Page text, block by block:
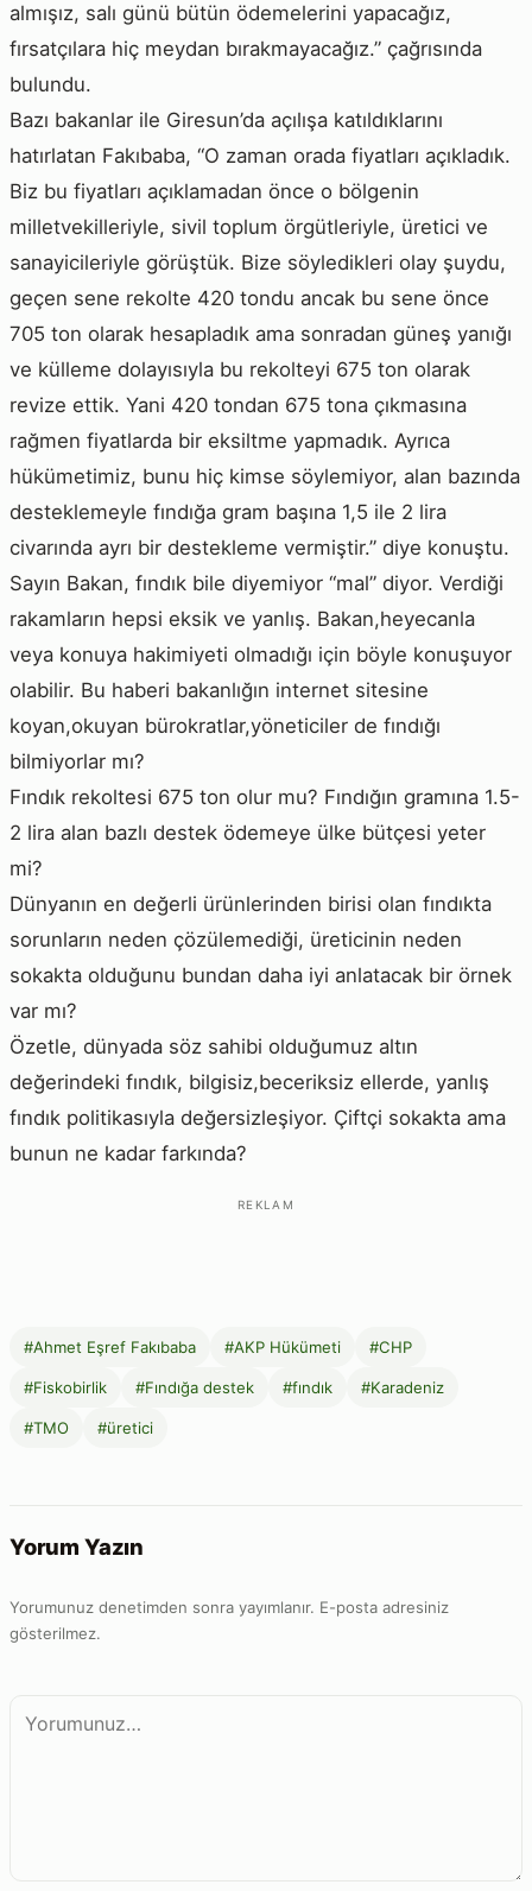
almışız, salı günü bütün ödemelerini yapacağız,
fırsatçılara hiç meydan bırakmayacağız.” çağrısında
bulundu.
Bazı bakanlar ile Giresun’da açılışa katıldıklarını
hatırlatan Fakıbaba, “O zaman orada fiyatları açıkladık.
Biz bu fiyatları açıklamadan önce o bölgenin
milletvekilleriyle, sivil toplum örgütleriyle, üretici ve
sanayicileriyle görüştük. Bize söyledikleri olay şuydu,
geçen sene rekolte 420 tondu ancak bu sene önce
705 ton olarak hesapladık ama sonradan güneş yanığı
ve külleme dolayısıyla bu rekolteyi 675 ton olarak
revize ettik. Yani 420 tondan 675 tona çıkmasına
rağmen fiyatlarda bir eksiltme yapmadık. Ayrıca
hükümetimiz, bunu hiç kimse söylemiyor, alan bazında
desteklemeyle fındığa gram başına 1,5 ile 2 lira
civarında ayrı bir destekleme vermiştir.” diye konuştu.
Sayın Bakan, fındık bile diyemiyor “mal” diyor. Verdiği
rakamların hepsi eksik ve yanlış. Bakan,heyecanla
veya konuya hakimiyeti olmadığı için böyle konuşuyor
olabilir. Bu haberi bakanlığın internet sitesine
koyan,okuyan bürokratlar,yöneticiler de fındığı
bilmiyorlar mı?
Fındık rekoltesi 675 ton olur mu? Fındığın gramına 1.5-
2 lira alan bazlı destek ödemeye ülke bütçesi yeter
mi?
Dünyanın en değerli ürünlerinden birisi olan fındıkta
sorunların neden çözülemediği, üreticinin neden
sokakta olduğunu bundan daha iyi anlatacak bir örnek
var mı?
Özetle, dünyada söz sahibi olduğumuz altın
değerindeki fındık, bilgisiz,beceriksiz ellerde, yanlış
fındık politikasıyla değersizleşiyor. Çiftçi sokakta ama
bunun ne kadar farkında?
REKLAM
#Ahmet Eşref Fakıbaba #AKP Hükümeti #CHP
#Fiskobirlik #Fındığa destek #fındık #Karadeniz
#TMO #üretici
Yorum Yazın
Yorumunuz denetimden sonra yayımlanır. E-posta adresiniz
gösterilmez.
Yorum